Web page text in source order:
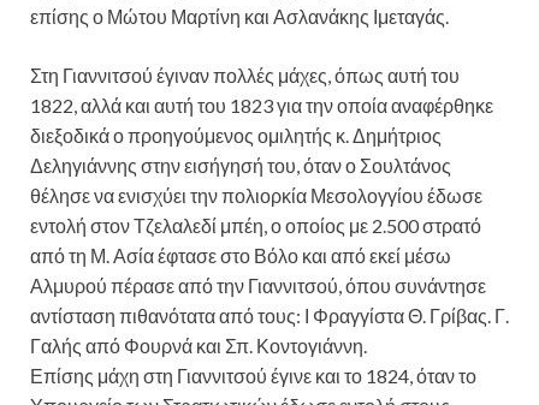
επίσης ο Μώτου Μαρτίνη και Ασλανάκης Ιμεταγάς.
Στη Γιαννιτσού έγιναν πολλές μάχες, όπως αυτή του
1822, αλλά και αυτή του 1823 για την οποία αναφέρθηκε
διεξοδικά ο προηγούμενος ομιλητής κ. Δημήτριος
Δεληγιάννης στην εισήγησή του, όταν ο Σουλτάνος
θέλησε να ενισχύει την πολιορκία Μεσολογγίου έδωσε
εντολή στον Τζελαλεδί μπέη, ο οποίος με 2.500 στρατό
από τη Μ. Ασία έφτασε στο Βόλο και από εκεί μέσω
Αλμυρού πέρασε από την Γιαννιτσού, όπου συνάντησε
αντίσταση πιθανότατα από τους: Ι Φραγγίστα Θ. Γρίβας. Γ.
Γαλής από Φουρνά και Σπ. Κοντογιάννη.
Επίσης μάχη στη Γιαννιτσού έγινε και το 1824, όταν το